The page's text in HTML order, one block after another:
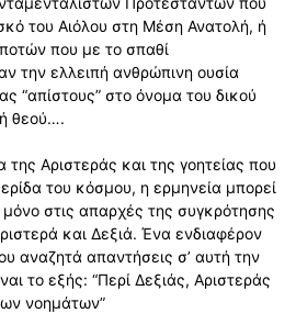
του Αιόλου στη Μέση Ανατολή, ή
που με το σπαθί
την ελλειπή ανθρώπινη ουσία
“απίστους” στο όνομα του δικού
θεού….
Αριστεράς και της γοητείας που
του κόσμου, η ερμηνεία μπορεί
στις απαρχές της συγκρότησης
και Δεξιά. Ένα ενδιαφέρον
αναζητά απαντήσεις σ’ αυτή την
το εξής: “Περί Δεξιάς, Αριστεράς
νοημάτων”